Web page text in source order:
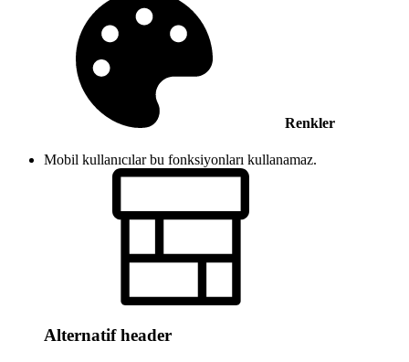
Renkler
Mobil kullanıcılar bu fonksiyonları kullanamaz.
Alternatif header